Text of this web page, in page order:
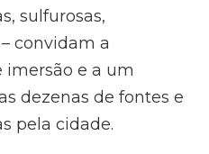
sulfurosas,
convidam a
imersão e a um
dezenas de fontes e
pela cidade.